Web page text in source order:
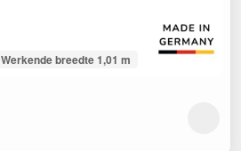
Werkende breedte 1,01 m